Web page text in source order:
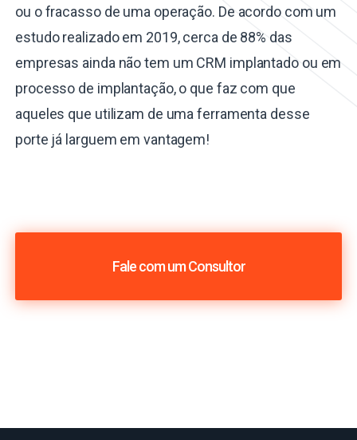
ou o fracasso de uma operação. De acordo com um
estudo realizado em 2019, cerca de 88% das
empresas ainda não tem um CRM implantado ou em
processo de implantação, o que faz com que
aqueles que utilizam de uma ferramenta desse
porte já larguem em vantagem!
Fale com um Consultor